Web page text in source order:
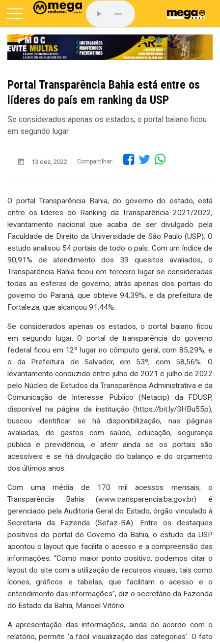
Portal Transparência Bahia está entre os
líderes do país em ranking da USP
Se considerados apenas os estados, o portal baiano ficou
em segundo lugar
13 dez, 2022 Compartilhar:
O portal Transparência Bahia, do governo do estado, está
entre os líderes do Ranking da Transparência 2021/2022,
levantamento nacional que acaba de ser divulgado pela
Faculdade de Direito da Universidade de São Paulo (USP). O
estudo analisou 54 portais de todo o país. Com um índice de
90,91% de atendimento dos 39 quesitos avaliados, o
Transparência Bahia ficou em terceiro lugar se consideradas
todas as esferas de governo, atrás apenas dos portais do
governo do Paraná, que obteve 94,39%, e da prefeitura de
Fortaleza, que alcançou 91,44%.
Se considerados apenas os estados, o portal baiano ficou
em segundo lugar. O portal de transparência do governo
federal ficou em 12º lugar no cômputo geral, com 85,29%, e
o da Prefeitura de Salvador, em 53º, com 58,56%. O
levantamento conduzido entre julho de 2021 e julho de 2022
pelo Núcleo de Estudos da Transparência Administrativa e da
Comunicação de Interesse Público (Netacip) da FDUSP,
disponível na página da instituição (https://bit.ly/3HBu55p),
buscou identificar se há disponibilização, nas páginas
avaliadas, de gastos com saúde, educação, segurança
pública e previdência, e aferir ainda se os portais são
acessíveis e se há divulgação do balanço e do orçamento
dos últimos anos.
Com uma média de 170 mil acessos mensais, o
Transparência Bahia (www.transparencia.ba.gov.br) é
gerenciado pela Auditoria Geral do Estado, órgão vinculado à
Secretaria da Fazenda (Sefaz-BA). Entre os destaques
positivos do portal do Governo da Bahia, o estudo da USP
apontou o layout que facilita o acesso e a compreensão das
informações. “Como maior ponto positivo, podemos citar o
layout do site com a utilização de recursos visuais, tais como
ícones, gráficos e tabelas, que facilitam o acesso e o
entendimento das informações”, diz o secretário da Fazenda
do Estado da Bahia, Manoel Vitório.
A apresentação das informações, ainda de acordo com o
relatório, permite ‘a fácil visualização das categorias’. O fato